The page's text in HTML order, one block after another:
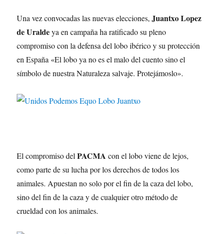
Una vez convocadas las nuevas elecciones,Juantxo Lopez
de Uraldeya en campaña ha ratificado su pleno
compromiso con la defensa del lobo ibérico y su protección
en España «El lobo ya no es el malo del cuento sino el
símbolo de nuestra Naturaleza salvaje. Protejámoslo».
El compromiso delPACMA con el lobo viene de lejos,
como parte de su lucha por los derechos de todos los
animales. Apuestan no solo por el fin de la caza del lobo,
sino del fin de la caza y de cualquier otro método de
crueldad con los animales.